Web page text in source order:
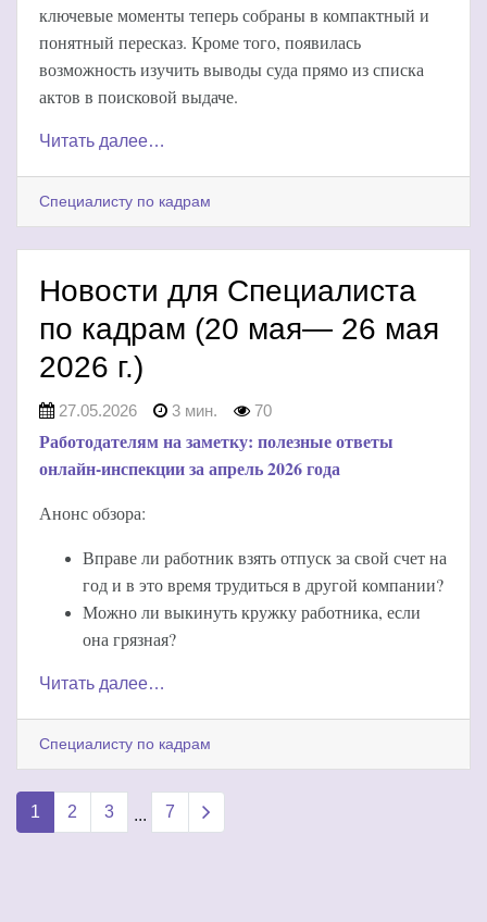
ключевые моменты теперь собраны в компактный и
понятный пересказ. Кроме того, появилась
возможность изучить выводы суда прямо из списка
актов в поисковой выдаче.
Читать далее…
Специалисту по кадрам
Новости для Специалиста
по кадрам (20 мая— 26 мая
2026 г.)
27.05.2026 3 мин. 70
Работодателям на заметку: полезные ответы
онлайн-инспекции за апрель 2026 года
Анонс обзора:
Вправе ли работник взять отпуск за свой счет на
год и в это время трудиться в другой компании?
Можно ли выкинуть кружку работника, если
она грязная?
Читать далее…
Специалисту по кадрам
1 2 3 ... 7